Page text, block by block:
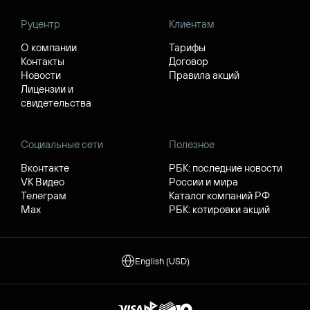
Руцентр
О компании
Контакты
Новости
Лицензии и
свидетельства
Клиентам
Тарифы
Договор
Правила акций
Социальные сети
Вконтакте
VK Видео
Телеграм
Max
Полезное
РБК: последние новости
России и мира
Каталог компаний РФ
РБК: котировки акций
English (USD)